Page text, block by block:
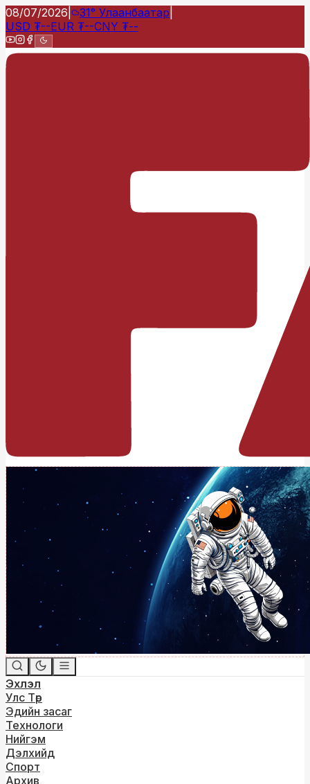
08/07/2026 31° Улаанбаатар
USD ₮--EUR ₮--CNY ₮--
Эхлэл
Улс Төр
Эдийн засаг
Технологи
Нийгэм
Дэлхийд
Спорт
Архив